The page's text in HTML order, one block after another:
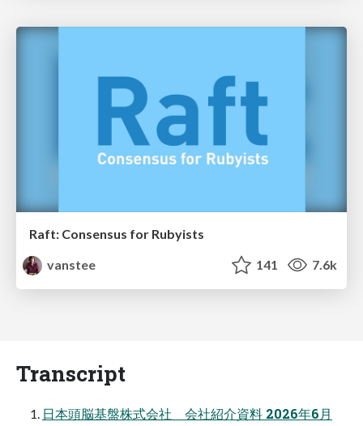
Raft: Consensus for Rubyists
vanstee
141 7.6k
Transcript
日本頭脳基盤株式会社 会社紹介資料 2026年6月